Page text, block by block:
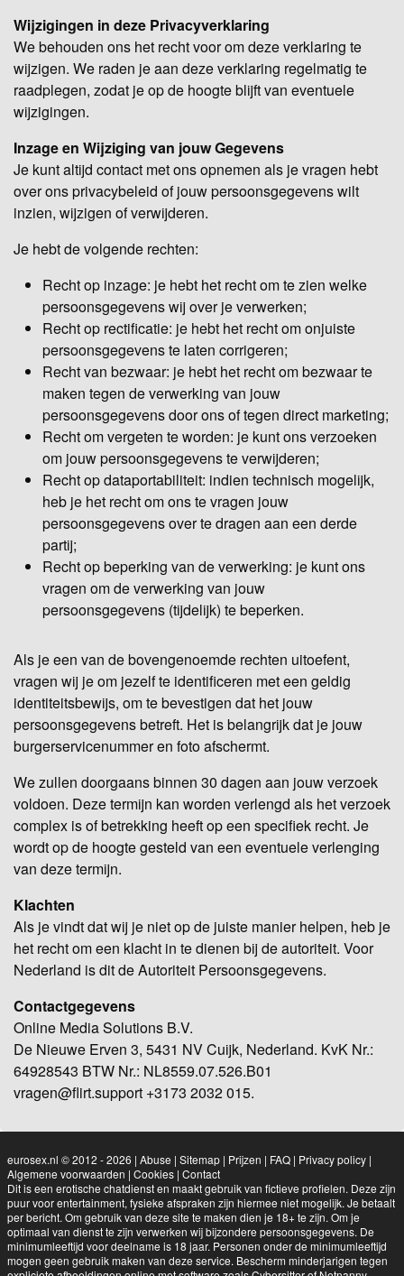
Wijzigingen in deze Privacyverklaring
We behouden ons het recht voor om deze verklaring te
wijzigen. We raden je aan deze verklaring regelmatig te
raadplegen, zodat je op de hoogte blijft van eventuele
wijzigingen.
Inzage en Wijziging van jouw Gegevens
Je kunt altijd contact met ons opnemen als je vragen hebt
over ons privacybeleid of jouw persoonsgegevens wilt
inzien, wijzigen of verwijderen.
Je hebt de volgende rechten:
Recht op inzage: je hebt het recht om te zien welke
persoonsgegevens wij over je verwerken;
Recht op rectificatie: je hebt het recht om onjuiste
persoonsgegevens te laten corrigeren;
Recht van bezwaar: je hebt het recht om bezwaar te
maken tegen de verwerking van jouw
persoonsgegevens door ons of tegen direct marketing;
Recht om vergeten te worden: je kunt ons verzoeken
om jouw persoonsgegevens te verwijderen;
Recht op dataportabiliteit: indien technisch mogelijk,
heb je het recht om ons te vragen jouw
persoonsgegevens over te dragen aan een derde
partij;
Recht op beperking van de verwerking: je kunt ons
vragen om de verwerking van jouw
persoonsgegevens (tijdelijk) te beperken.
Als je een van de bovengenoemde rechten uitoefent,
vragen wij je om jezelf te identificeren met een geldig
identiteitsbewijs, om te bevestigen dat het jouw
persoonsgegevens betreft. Het is belangrijk dat je jouw
burgerservicenummer en foto afschermt.
We zullen doorgaans binnen 30 dagen aan jouw verzoek
voldoen. Deze termijn kan worden verlengd als het verzoek
complex is of betrekking heeft op een specifiek recht. Je
wordt op de hoogte gesteld van een eventuele verlenging
van deze termijn.
Klachten
Als je vindt dat wij je niet op de juiste manier helpen, heb je
het recht om een klacht in te dienen bij de autoriteit. Voor
Nederland is dit de Autoriteit Persoonsgegevens.
Contactgegevens
Online Media Solutions B.V.
De Nieuwe Erven 3, 5431 NV Cuijk, Nederland. KvK Nr.:
64928543 BTW Nr.: NL8559.07.526.B01
vragen@flirt.support +3173 2032 015.
eurosex.nl © 2012 - 2026 | Abuse | Sitemap| Prijzen | FAQ| Privacy policy|
Algemene voorwaarden | Cookies| Contact
Dit is een erotische chatdienst en maakt gebruik van fictieve profielen. Deze zijn
puur voor entertainment, fysieke afspraken zijn hiermee niet mogelijk. Je betaalt
per bericht. Om gebruik van deze site te maken dien je 18+ te zijn. Om je
optimaal van dienst te zijn verwerken wij bijzondere persoonsgegevens. De
minimumleeftijd voor deelname is 18 jaar. Personen onder de minimumleeftijd
mogen geen gebruik maken van deze service. Bescherm minderjarigen tegen